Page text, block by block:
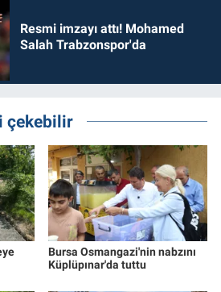
Resmi imzayı attı! Mohamed
Salah Trabzonspor'da
çekebilir
Bursa Osmangazi'nin nabzını
Küplüpınar'da tuttu